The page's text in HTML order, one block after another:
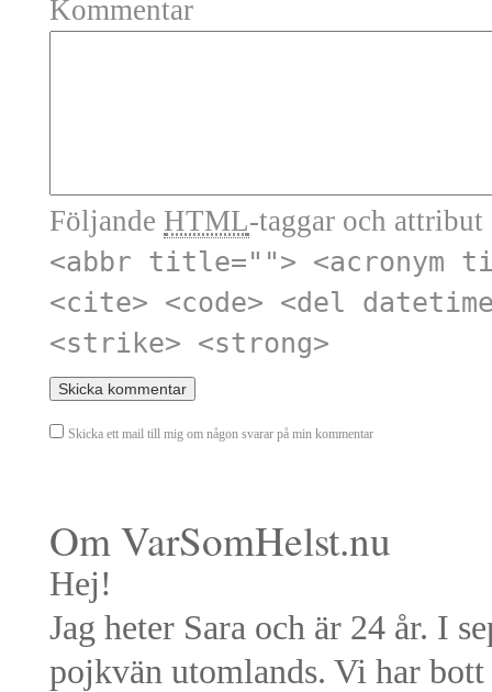
Kommentar
Följande HTML-taggar och
<abbr title=""> <acronym
<cite> <code> <del
<strike> <strong>
Skicka ett mail till mig om någon svarar på min kommentar
Om VarSomHelst.nu
Hej!
Jag heter Sara och är 24 år. I
pojkvän utomlands. Vi har